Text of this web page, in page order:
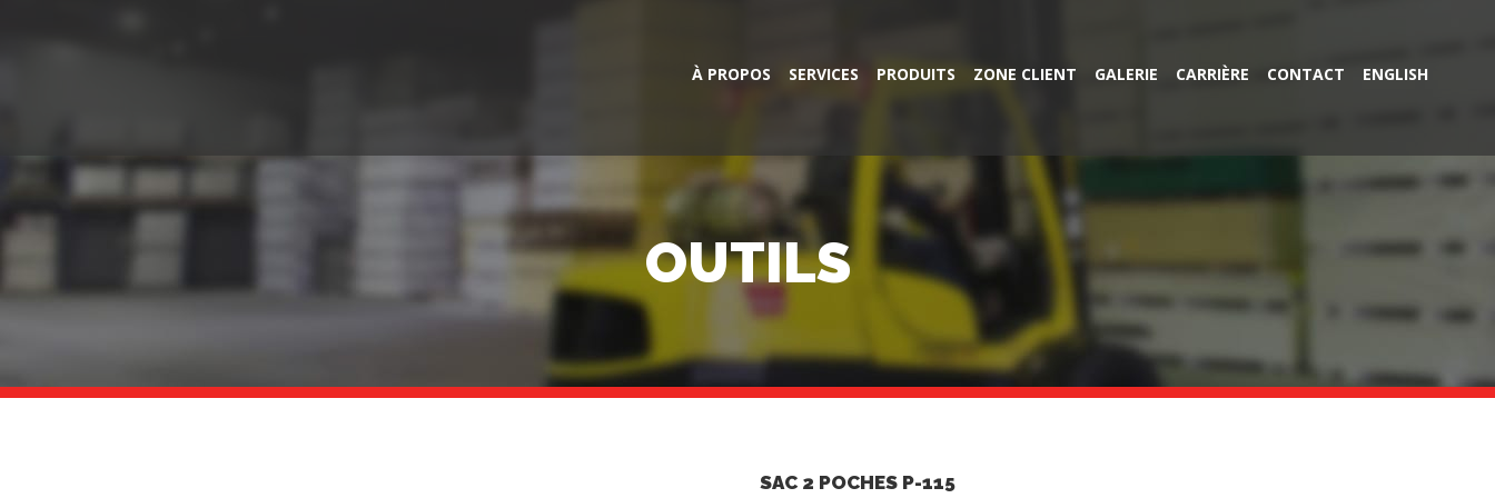
À PROPOS SERVICES PRODUITS ZONE CLIENT GALERIE CARRIÈRE CONTACT ENGLISH
OUTILS
SAC 2 POCHES P-115